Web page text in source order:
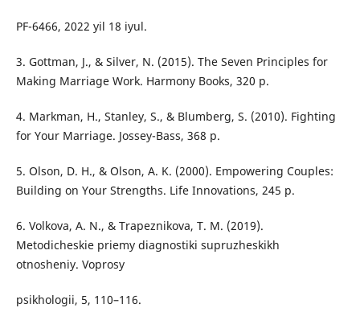
PF-6466, 2022 yil 18 iyul.
3. Gottman, J., & Silver, N. (2015). The Seven Principles for
Making Marriage Work. Harmony Books, 320 p.
4. Markman, H., Stanley, S., & Blumberg, S. (2010). Fighting
for Your Marriage. Jossey-Bass, 368 p.
5. Olson, D. H., & Olson, A. K. (2000). Empowering Couples:
Building on Your Strengths. Life Innovations, 245 p.
6. Volkova, A. N., & Trapeznikova, T. M. (2019).
Metodicheskie priemy diagnostiki supruzheskikh
otnosheniy. Voprosy
psikhologii, 5, 110–116.